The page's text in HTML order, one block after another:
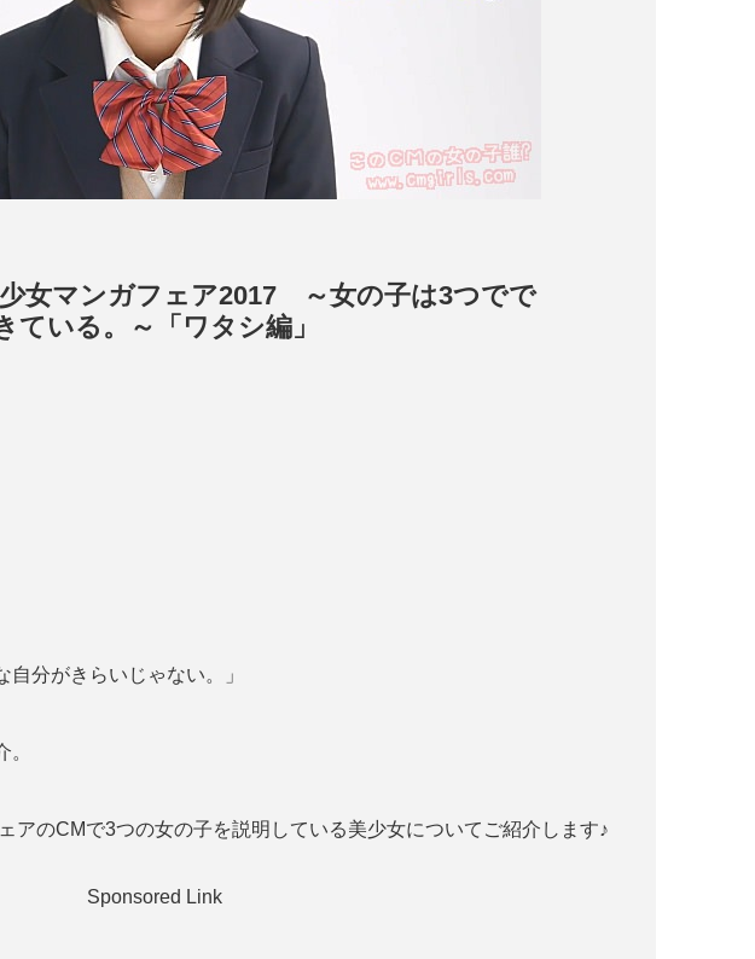
女マンガフェア2017 ～女の子は3つでで
ている。～「ワタシ編」
自分がきらいじゃない。」
アのCMで3つの女の子を説明している美少女についてご紹介します♪
Sponsored Link